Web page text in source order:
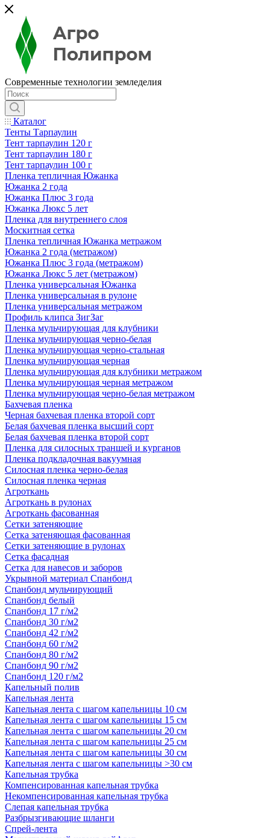
Современные технологии земледелия
Каталог
Тенты Тарпаулин
Тент тарпаулин 120 г
Тент тарпаулин 180 г
Тент тарпаулин 100 г
Пленка тепличная Южанка
Южанка 2 года
Южанка Плюс 3 года
Южанка Люкс 5 лет
Пленка для внутреннего слоя
Москитная сетка
Пленка тепличная Южанка метражом
Южанка 2 года (метражом)
Южанка Плюс 3 года (метражом)
Южанка Люкс 5 лет (метражом)
Пленка универсальная Южанка
Пленка универсальная в рулоне
Пленка универсальная метражом
Профиль клипса ЗигЗаг
Пленка мульчирующая для клубники
Пленка мульчирующая черно-белая
Пленка мульчирующая черно-стальная
Пленка мульчирующая черная
Пленка мульчирующая для клубники метражом
Пленка мульчирующая черная метражом
Пленка мульчирующая черно-белая метражом
Бахчевая пленка
Черная бахчевая пленка второй сорт
Белая бахчевая пленка высший сорт
Белая бахчевая пленка второй сорт
Пленка для силосных траншей и курганов
Пленка подкладочная вакуумная
Силосная пленка черно-белая
Силосная пленка черная
Агроткань
Агроткань в рулонах
Агроткань фасованная
Сетки затеняющие
Сетка затеняющая фасованная
Сетки затеняющие в рулонах
Сетка фасадная
Сетка для навесов и заборов
Укрывной материал Спанбонд
Спанбонд мульчирующий
Спанбонд белый
Спанбонд 17 г/м2
Спанбонд 30 г/м2
Спанбонд 42 г/м2
Спанбонд 60 г/м2
Спанбонд 80 г/м2
Спанбонд 90 г/м2
Спанбонд 120 г/м2
Капельный полив
Капельная лента
Капельная лента с шагом капельницы 10 см
Капельная лента с шагом капельницы 15 см
Капельная лента с шагом капельницы 20 см
Капельная лента с шагом капельницы 25 см
Капельная лента с шагом капельницы 30 см
Капельная лента с шагом капельницы >30 см
Капельная трубка
Компенсированная капельная трубка
Некомпенсированная капельная трубка
Слепая капельная трубка
Разбрызгивающие шланги
Спрей-лента